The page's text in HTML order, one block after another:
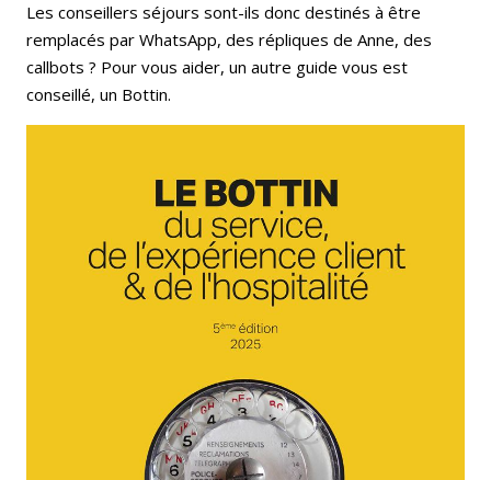
Les conseillers séjours sont-ils donc destinés à être
remplacés par WhatsApp, des répliques de Anne, des
callbots ? Pour vous aider, un autre guide vous est
conseillé, un Bottin.